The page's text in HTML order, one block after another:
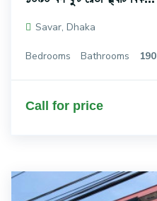
Savar, Dhaka
Bedrooms Bathrooms 190
Call for price